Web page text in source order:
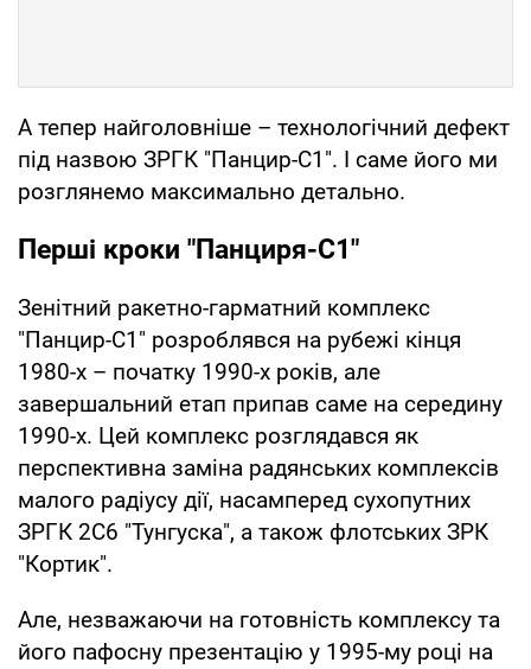
А тепер найголовніше – технологічний дефект
під назвою ЗРГК "Панцир-С1". І саме його ми
розглянемо максимально детально.
Перші кроки "Панциря-С1"
Зенітний ракетно-гарматний комплекс
"Панцир-С1" розроблявся на рубежі кінця
1980-х – початку 1990-х років, але
завершальний етап припав саме на середину
1990-х. Цей комплекс розглядався як
перспективна заміна радянських комплексів
малого радіусу дії, насамперед сухопутних
ЗРГК 2С6 "Тунгуска", а також флотських ЗРК
"Кортик".
Але, незважаючи на готовність комплексу та
його пафосну презентацію у 1995-му році на